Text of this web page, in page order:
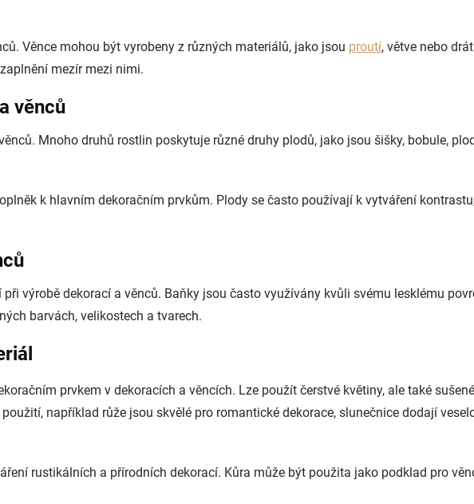
Věnce mohou být vyrobeny z různých materiálů, jako jsou proutí, větve nebo
mezír mezi nimi.
věnců
Mnoho druhů rostlin poskytuje různé druhy plodů, jako jsou šišky, bobule,
k hlavním dekoračním prvkům. Plody se často používají k vytváření
výrobě dekorací a věnců. Baňky jsou často využívány kvůli svému lesklému
barvách, velikostech a tvarech.
prvkem v dekoracích a věncích. Lze použít čerstvé květiny, ale také
například růže jsou skvělé pro romantické dekorace, slunečnice dodají
rustikálních a přírodních dekorací. Kůra může být použita jako podklad pro